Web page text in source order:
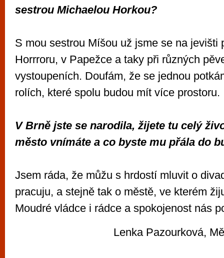
sestrou Michaelou Horkou?
S mou sestrou Míšou už jsme se na jevišti
Horrroru, v Papežce a taky při různých
vystoupeních. Doufám, že se jednou
rolích, které spolu budou mít více prostoru.
V Brně jste se narodila, žijete tu celý
město vnímáte a co byste mu přála do
Jsem ráda, že můžu s hrdostí mluvit o
pracuju, a stejně tak o městě, ve kterém
Moudré vládce i rádce a spokojenost nás
Lenka Pazourková,